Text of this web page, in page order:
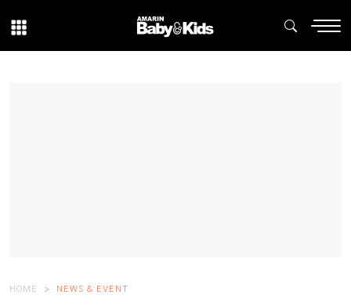
HOME NEWS & EVENT